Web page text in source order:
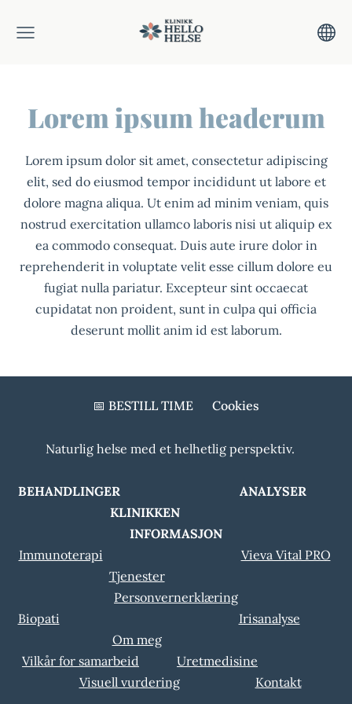
Lorem ipsum headerum
Lorem ipsum dolor sit amet, consectetur adipiscing
elit, sed do eiusmod tempor incididunt ut labore et
dolore magna aliqua. Ut enim ad minim veniam, quis
nostrud exercitation ullamco laboris nisi ut aliquip ex
ea commodo consequat. Duis aute irure dolor in
reprehenderit in voluptate velit esse cillum dolore eu
fugiat nulla pariatur. Excepteur sint occaecat
cupidatat non proident, sunt in culpa qui officia
deserunt mollit anim id est laborum.
📅 BESTILL TIME Cookies
Naturlig helse med et helhetlig perspektiv.
BEHANDLINGER ANALYSER
KLINIKKEN
INFORMASJON
Immunoterapi
Vieva Vital PRO
Tjenester
Personvernerklæring
Biopati
Irisanalyse
Om meg
Vilkår for samarbeid
Uretmedisine
Visuell vurdering
Kontakt